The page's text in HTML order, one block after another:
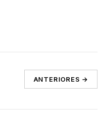
ANTERIORES →